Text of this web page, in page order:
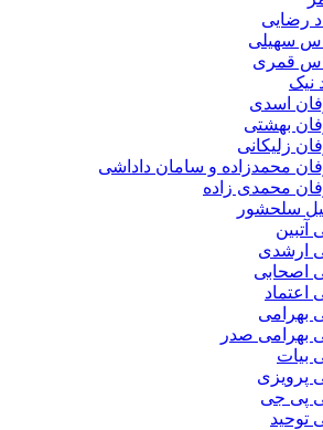
و سامان داداشی
زاده
صدر